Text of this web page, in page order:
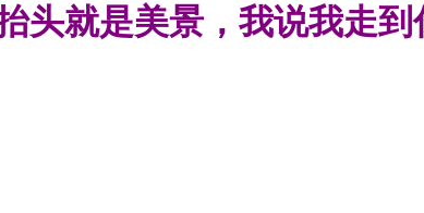
头就是美景，我说我走到